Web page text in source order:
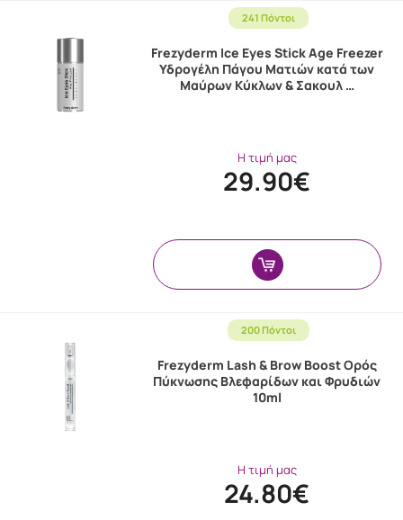
241 Πόντοι
Frezyderm Ice Eyes Stick Age Freezer
Υδρογέλη Πάγου Ματιών κατά των
Μαύρων Κύκλων & Σακουλ …
Η τιμή μας
29.90€
200 Πόντοι
Frezyderm Lash & Brow Boost Ορός
Πύκνωσης Βλεφαρίδων και Φρυδιών
10ml
Η τιμή μας
24.80€